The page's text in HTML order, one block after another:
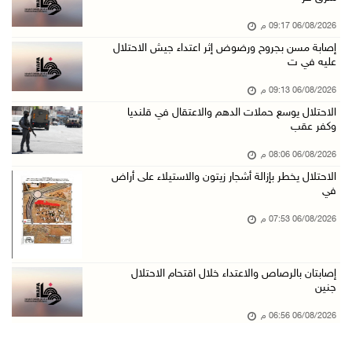
06/آب/2026 07:34 م
الاحتلال يدمّر بيت الزوجية قبل ساعات من الزفا ...
06/آب/2026 07:27 م
الاحتلال يسلم جثمان الشهيد علاء صبيح من قرية ...
06/آب/2026 06:38 م
دودين والتميمي يسلمان قرار تخصيص أرض لصالح مد ...
الاحتلال يغلق محيط دوار الزايد ويقتحم محال تج ...
06/08/2026 09:17 م
إصابة مسن بجروح ورضوض إثر اعتداء جيش الاحتلال
عليه في ت
06/08/2026 09:13 م
الاحتلال يوسع حملات الدهم والاعتقال في قلنديا
وكفر عقب
06/08/2026 08:06 م
الاحتلال يخطر بإزالة أشجار زيتون والاستيلاء على أراض
في
06/08/2026 07:53 م
إصابتان بالرصاص والاعتداء خلال اقتحام الاحتلال
جنين
06/08/2026 06:56 م